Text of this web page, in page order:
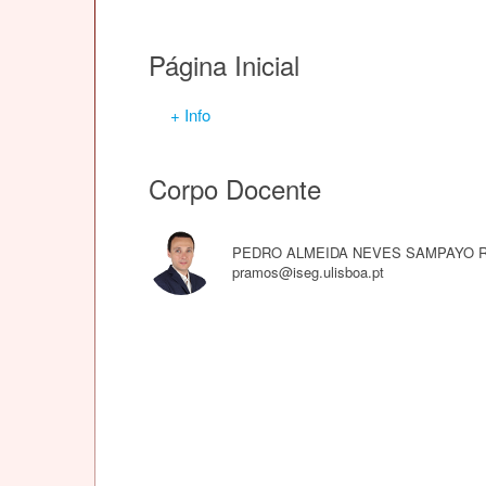
Página Inicial
+ Info
Corpo Docente
PEDRO ALMEIDA NEVES SAMPAYO
pramos@iseg.ulisboa.pt